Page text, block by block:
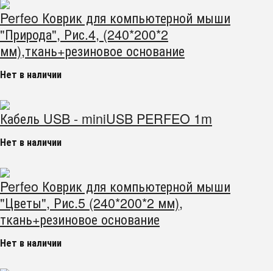
Perfeo Коврик для компьютерной мыши
"Природа", Рис.4, (240*200*2
мм),ткань+резиновое основание
Нет в наличии
Кабель USB - miniUSB PERFEO 1m
Нет в наличии
Perfeo Коврик для компьютерной мыши
"Цветы", Рис.5 (240*200*2 мм),
ткань+резиновое основание
Нет в наличии